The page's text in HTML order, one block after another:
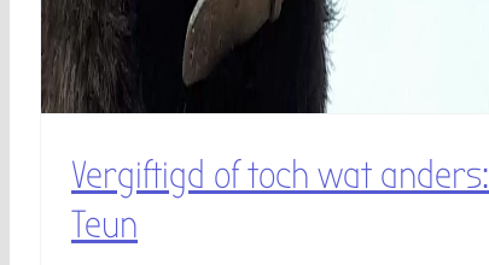
Vergiftigd of toch wat anders:
Teun